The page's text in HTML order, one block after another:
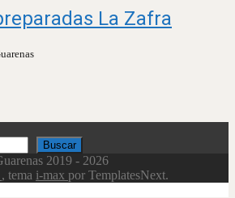
La Zafra
Buscar
2019 - 2026
, tema i-max por TemplatesNext.